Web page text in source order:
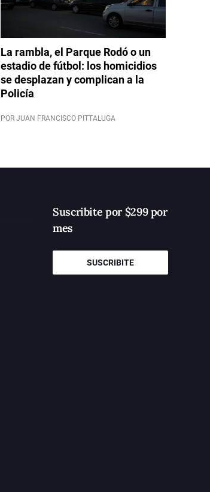
La rambla, el Parque Rodó o un
estadio de fútbol: los homicidios
se desplazan y complican a la
Policía
POR JUAN FRANCISCO PITTALUGA
Suscribite por $299 por
mes
SUSCRIBITE